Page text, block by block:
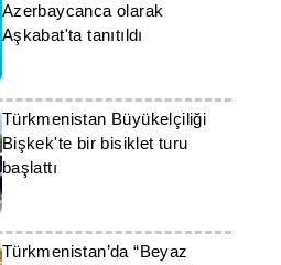
Azerbaycanca olarak
Aşkabat'ta tanıtıldı
Türkmenistan Büyükelçiliği
Bişkek'te bir bisiklet turu
başlattı
Türkmenistan’da “Beyaz